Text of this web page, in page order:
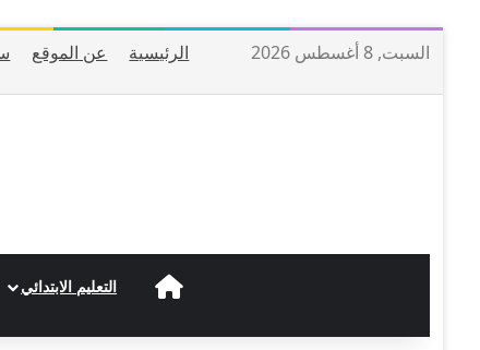
السبت, 8 أغسطس 2026 الرئيسية عن الموقع
الرئيسيةالتعليم الابتدائي